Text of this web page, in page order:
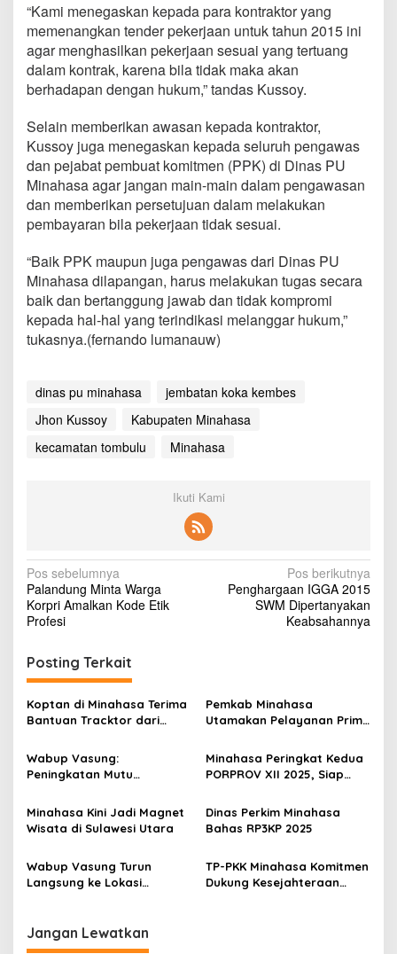
n
H
a
r
u
s
e
s
u
a
i
S
p
e
i
k
a
s
i
“Kami menegaskan kepada para kontraktor yang
memenangkan tender pekerjaan untuk tahun 2015 ini
agar menghasilkan pekerjaan sesuai yang tertuang
dalam kontrak, karena bila tidak maka akan
berhadapan dengan hukum,” tandas Kussoy.
Selain memberikan awasan kepada kontraktor,
Kussoy juga menegaskan kepada seluruh pengawas
dan pejabat pembuat komitmen (PPK) di Dinas PU
Minahasa agar jangan main-main dalam pengawasan
dan memberikan persetujuan dalam melakukan
pembayaran bila pekerjaan tidak sesuai.
“Baik PPK maupun juga pengawas dari Dinas PU
Minahasa dilapangan, harus melakukan tugas secara
baik dan bertanggung jawab dan tidak kompromi
kepada hal-hal yang terindikasi melanggar hukum,”
tukasnya.(fernando lumanauw)
dinas pu minahasa
jembatan koka kembes
Jhon Kussoy
Kabupaten Minahasa
kecamatan tombulu
Minahasa
Ikuti Kami
N
a
v
i
g
a
s
i
p
s
Pos sebelumnya
Palandung Minta Warga
Korpri Amalkan Kode Etik
Profesi
Pos berikutnya
Penghargaan IGGA 2015
SWM Dipertanyakan
Keabsahannya
Posting Terkait
Koptan di Minahasa Terima
Bantuan Tracktor dari
Ketahanan Pangan
Pemkab Minahasa
Utamakan Pelayanan Prima
Wabup Vasung:
Peningkatan Mutu
Minahasa Peringkat Kedua
PORPROV XII 2025, Siap
Minahasa Kini Jadi Magnet
Wisata di Sulawesi Utara
Dinas Perkim Minahasa
Bahas RP3KP 2025
Wabup Vasung Turun
Langsung ke Lokasi
TP-PKK Minahasa Komitmen
Dukung Kesejahteraan
Jangan Lewatkan